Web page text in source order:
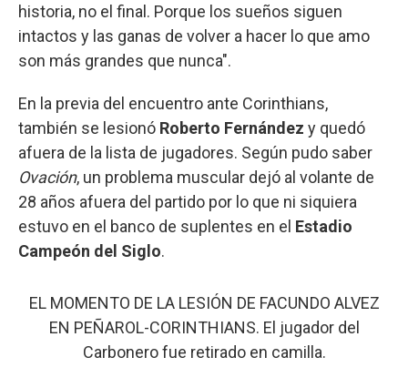
historia, no el final. Porque los sueños siguen
intactos y las ganas de volver a hacer lo que amo
son más grandes que nunca".
En la previa del encuentro ante Corinthians,
también se lesionó Roberto Fernández y quedó
afuera de la lista de jugadores. Según pudo saber
Ovación, un problema muscular dejó al volante de
28 años afuera del partido por lo que ni siquiera
estuvo en el banco de suplentes en el Estadio
Campeón del Siglo.
EL MOMENTO DE LA LESIÓN DE FACUNDO ALVEZ
EN PEÑAROL-CORINTHIANS. El jugador del
Carbonero fue retirado en camilla.